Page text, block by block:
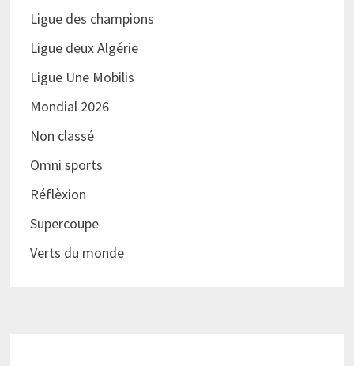
Ligue des champions
Ligue deux Algérie
Ligue Une Mobilis
Mondial 2026
Non classé
Omni sports
Réflèxion
Supercoupe
Verts du monde